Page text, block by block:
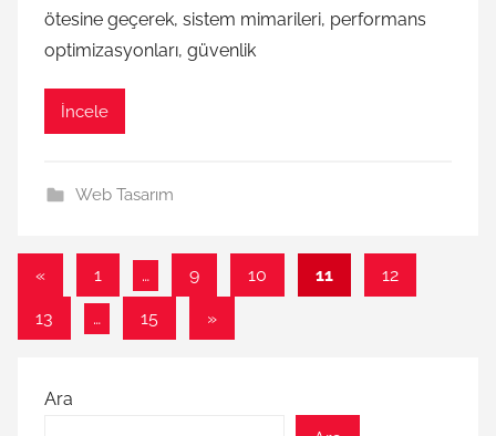
ötesine geçerek, sistem mimarileri, performans
optimizasyonları, güvenlik
İncele
Web Tasarım
Yazı
sayfalaması
«Önceki
yazılar
1 … 9 10 11 12
13 … 15
Sonraki
»
Ara